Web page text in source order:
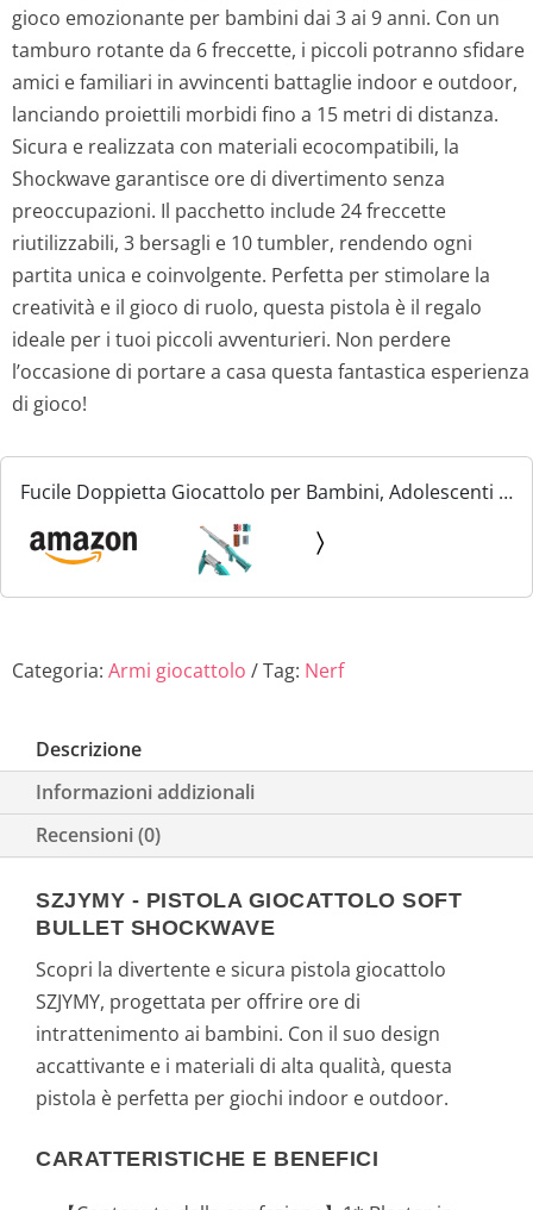
gioco emozionante per bambini dai 3 ai 9 anni. Con un
tamburo rotante da 6 freccette, i piccoli potranno sfidare
amici e familiari in avvincenti battaglie indoor e outdoor,
lanciando proiettili morbidi fino a 15 metri di distanza.
Sicura e realizzata con materiali ecocompatibili, la
Shockwave garantisce ore di divertimento senza
preoccupazioni. Il pacchetto include 24 freccette
riutilizzabili, 3 bersagli e 10 tumbler, rendendo ogni
partita unica e coinvolgente. Perfetta per stimolare la
creatività e il gioco di ruolo, questa pistola è il regalo
ideale per i tuoi piccoli avventurieri. Non perdere
l’occasione di portare a casa questa fantastica esperienza
di gioco!
Fucile Doppietta Giocattolo per Bambini, Adolescenti -
Fucile a Doppia Canna Blaster in Schiuma Pistola
Giocattolo con Proiettile Morbido per Compleanno...
Categoria: Armi giocattolo Tag: Nerf
Descrizione
Informazioni addizionali
Recensioni (0)
SZJYMY - PISTOLA GIOCATTOLO SOFT
BULLET SHOCKWAVE
Scopri la divertente e sicura pistola giocattolo
SZJYMY, progettata per offrire ore di
intrattenimento ai bambini. Con il suo design
accattivante e i materiali di alta qualità, questa
pistola è perfetta per giochi indoor e outdoor.
CARATTERISTICHE E BENEFICI